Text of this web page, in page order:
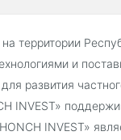
территории
и
развития
INVEST»
INVEST»